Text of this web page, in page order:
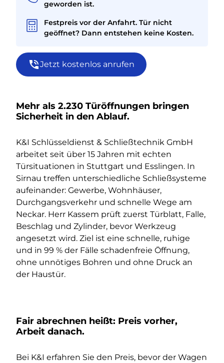
geworden ist.
Festpreis vor der Anfahrt. Tür nicht
geöffnet? Dann entstehen keine Kosten.
Jetzt kostenlos anrufen
Mehr als 2.230 Türöffnungen bringen
Sicherheit in den Ablauf.
K&I Schlüsseldienst & Schließtechnik GmbH
arbeitet seit über 15 Jahren mit echten
Türsituationen in Stuttgart und Esslingen. In
Sirnau treffen unterschiedliche Schließsysteme
aufeinander: Gewerbe, Wohnhäuser,
Durchgangsverkehr und schnelle Wege am
Neckar. Herr Kassem prüft zuerst Türblatt, Falle,
Beschlag und Zylinder, bevor Werkzeug
angesetzt wird. Ziel ist eine schnelle, ruhige
und in 99 % der Fälle schadenfreie Öffnung,
ohne unnötiges Bohren und ohne Druck an
der Haustür.
Fair abrechnen heißt: Preis vorher,
Arbeit danach.
Bei K&I erfahren Sie den Preis, bevor der Wagen